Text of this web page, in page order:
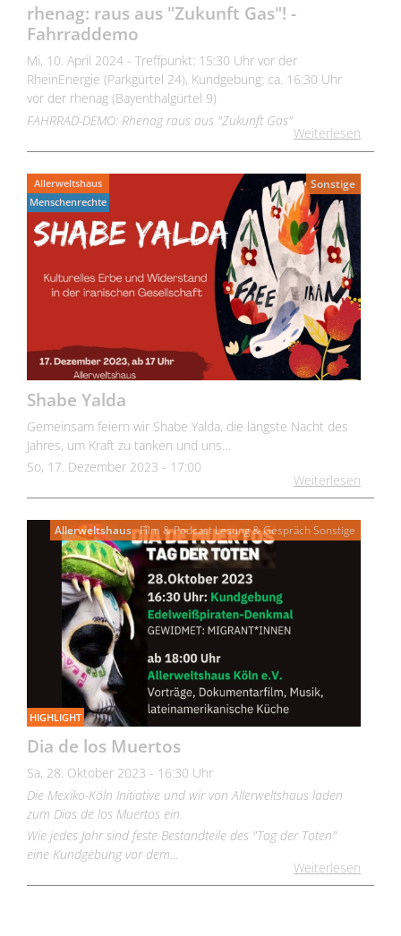
rhenag: raus aus "Zukunft Gas"! -
Fahrraddemo
Mi, 10. April 2024 - Treffpunkt: 15:30 Uhr vor der
RheinEnergie (Parkgürtel 24), Kundgebung: ca. 16:30 Uhr
vor der rhenag (Bayenthalgürtel 9)
FAHRRAD-DEMO: Rhenag raus aus "Zukunft Gas"
Weiterlesen
Allerweltshaus
Menschenrechte
Sonstige
Shabe Yalda
Gemeinsam feiern wir Shabe Yalda, die längste Nacht des
Jahres, um Kraft zu tanken und uns…
So, 17. Dezember 2023 - 17:00
Weiterlesen
HIGHLIGHT
Allerweltshaus Film & Podcast Lesung & Gespräch Sonstige
Dia de los Muertos
Sa, 28. Oktober 2023 - 16:30 Uhr
Die Mexiko-Köln Initiative und wir von Allerweltshaus laden
zum Dias de los Muertos ein.
Wie jedes Jahr sind feste Bestandteile des "Tag der Toten"
eine Kundgebung vor dem…
Weiterlesen